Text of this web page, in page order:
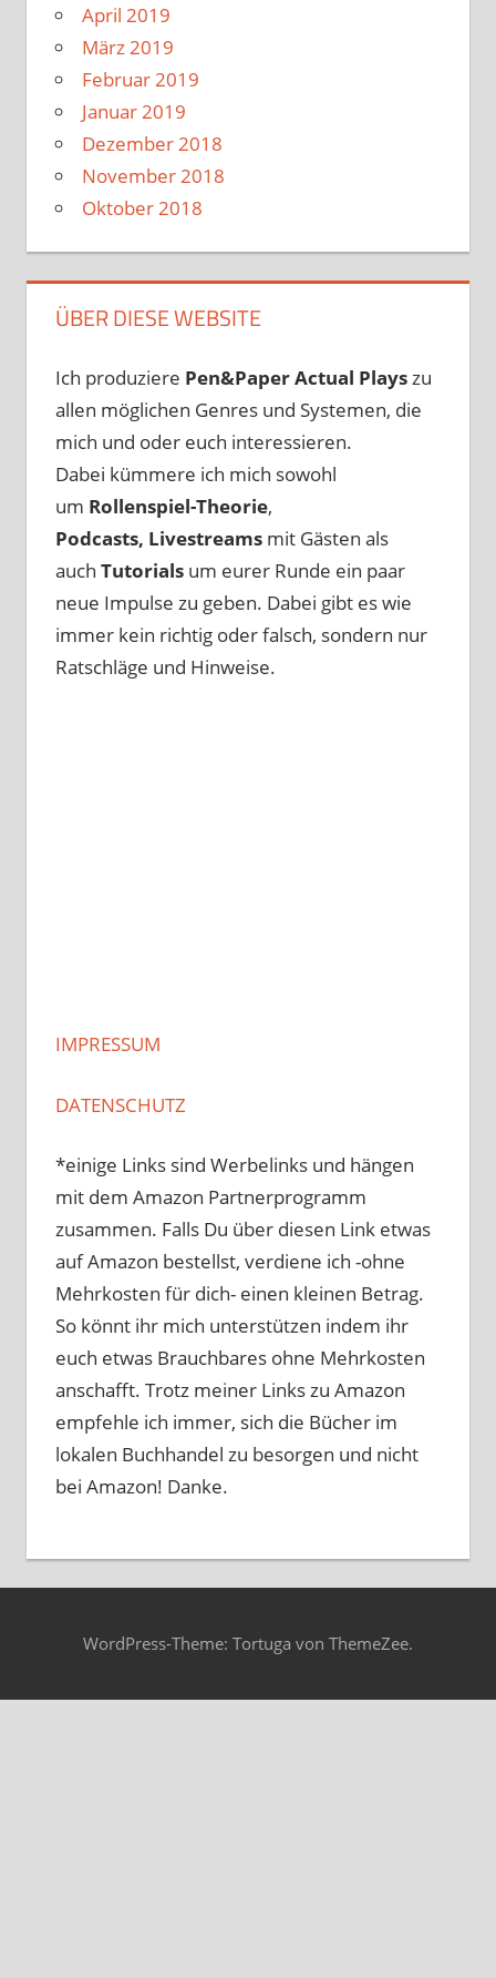
April 2019
März 2019
Februar 2019
Januar 2019
Dezember 2018
November 2018
Oktober 2018
ÜBER DIESE WEBSITE
Ich produziere Pen&PaperActual Playszu
allen möglichen Genres und Systemen, die
mich und oder euch interessieren.
Dabei kümmere ich mich sowohl
um Rollenspiel-Theorie,
Podcasts, Livestreams mit Gästen als
auch Tutorials um eurer Runde ein paar
neue Impulse zu geben. Dabei gibt es wie
immer kein richtig oder falsch, sondern nur
Ratschläge und Hinweise.
IMPRESSUM
DATENSCHUTZ
*einige Links sind Werbelinks und hängen
mit dem Amazon Partnerprogramm
zusammen. Falls Du über diesen Link etwas
auf Amazon bestellst, verdiene ich -ohne
Mehrkosten für dich- einen kleinen Betrag.
So könnt ihr mich unterstützen indem ihr
euch etwas Brauchbares ohne Mehrkosten
anschafft. Trotz meiner Links zu Amazon
empfehle ich immer, sich die Bücher im
lokalen Buchhandel zu besorgen und nicht
bei Amazon! Danke.
WordPress-Theme: Tortuga von ThemeZee.